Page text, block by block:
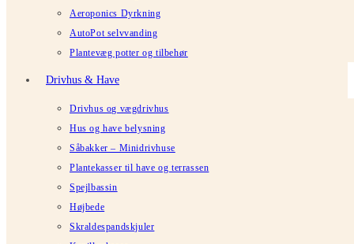
Aeroponics Dyrkning
AutoPot selvvanding
Plantevæg potter og tilbehør
Drivhus & Have
Drivhus og vægdrivhus
Hus og have belysning
Såbakker – Minidrivhuse
Plantekasser til have og terrassen
Spejlbassin
Højbede
Skraldespandskjuler